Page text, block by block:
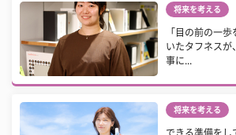
将来を考える
「目の前の一
いたタフネスが
事に...
将来を考える
できる準備をし